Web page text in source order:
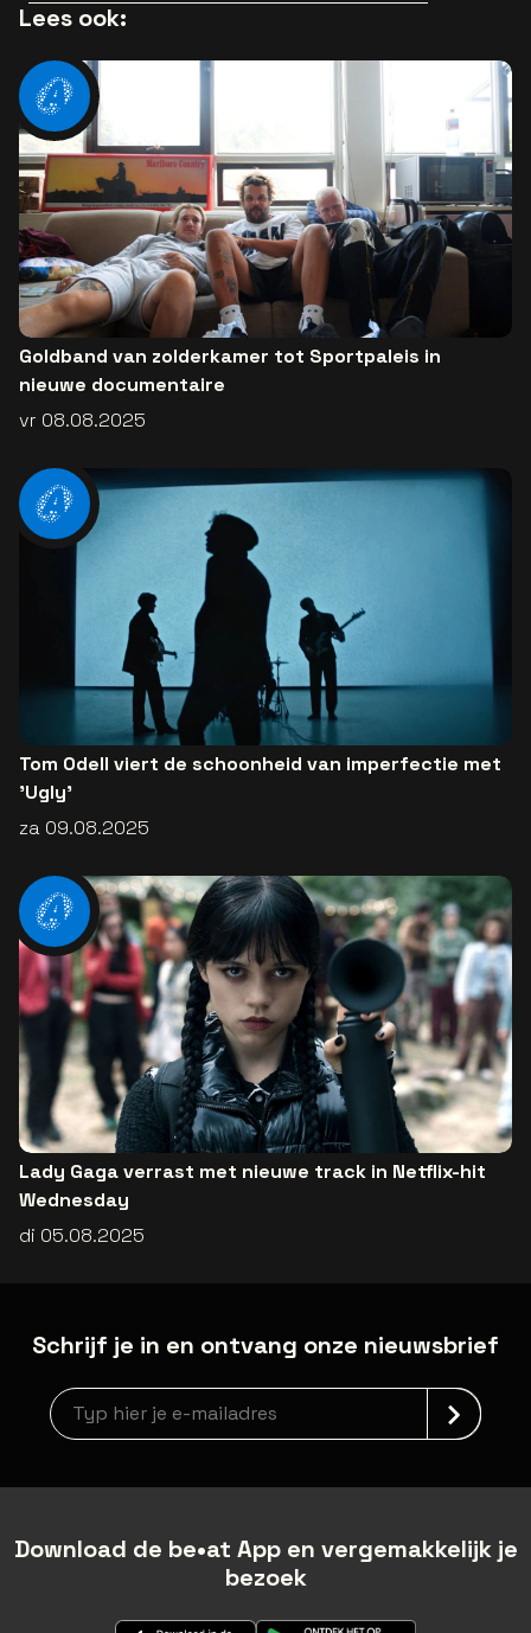
popsong
Lees ook:
Goldband van zolderkamer tot Sportpaleis in
nieuwe documentaire
vr 08.08.2025
Tom Odell viert de schoonheid van imperfectie met
'Ugly'
za 09.08.2025
Lady Gaga verrast met nieuwe track in Netflix-hit
Wednesday
di 05.08.2025
Schrijf je in en ontvang onze nieuwsbrief
Nieuwsbrief aanmelding
Download de be•at App en vergemakkelijk je
bezoek